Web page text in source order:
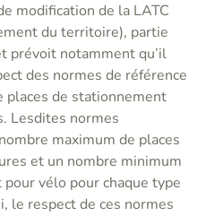
modification de la LATC
du territoire), partie
prévoit notamment qu’il
des normes de référence
places de stationnement
Lesdites normes
maximum de places
et un nombre minimum
vélo pour chaque type
le respect de ces normes